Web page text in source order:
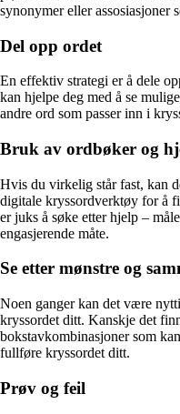
synonymer eller assosiasjoner
Del opp ordet
En effektiv strategi er å dele
kan hjelpe deg med å se
andre ord som passer inn i
Bruk av ordbøker og
Hvis du virkelig står fast, kan
digitale kryssordverktøy for å
er juks å søke etter hjelp –
engasjerende måte.
Se etter mønstre og
Noen ganger kan det være
kryssordet ditt. Kanskje det
bokstavkombinasjoner som
fullføre kryssordet ditt.
Prøv og feil